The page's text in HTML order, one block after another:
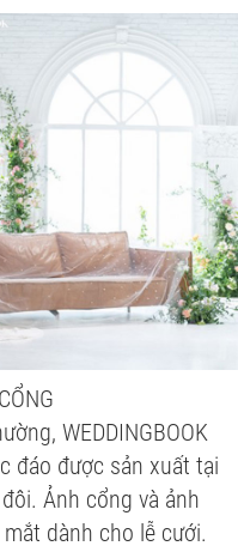
WEDDINGBOOK
đáo được sản xuất tại
Ảnh cổng và ảnh
dành cho lễ cưới.